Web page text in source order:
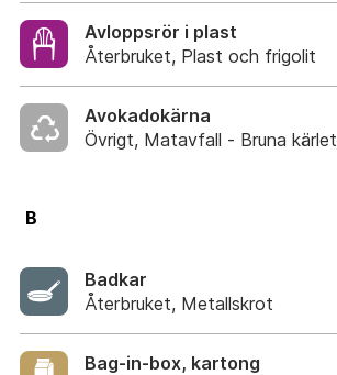
Avloppsrör i plast
Återbruket, Plast och frigolit
Avokadokärna
Övrigt, Matavfall - Bruna kärlet
B
Badkar
Återbruket, Metallskrot
Bag-in-box, kartong